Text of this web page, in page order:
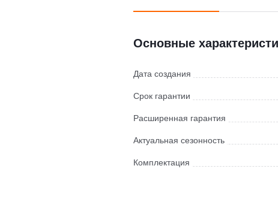
Основные
Дата создания
Срок гарантии
Расширенная гарантия
Актуальная сезонность
Комплектация